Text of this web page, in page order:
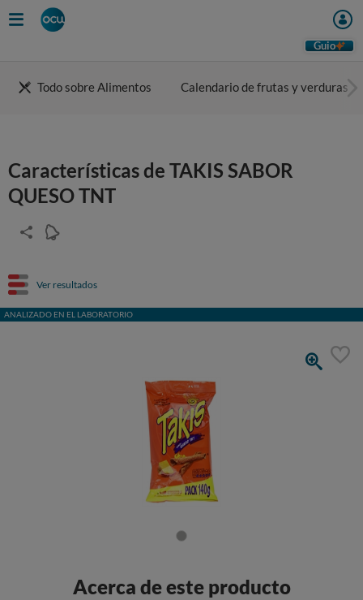
Guio
Todo sobre Alimentos Calendario de frutas y verduras
Características de TAKIS SABOR
QUESO TNT
Ver resultados
ANALIZADO EN EL LABORATORIO
Acerca de este producto